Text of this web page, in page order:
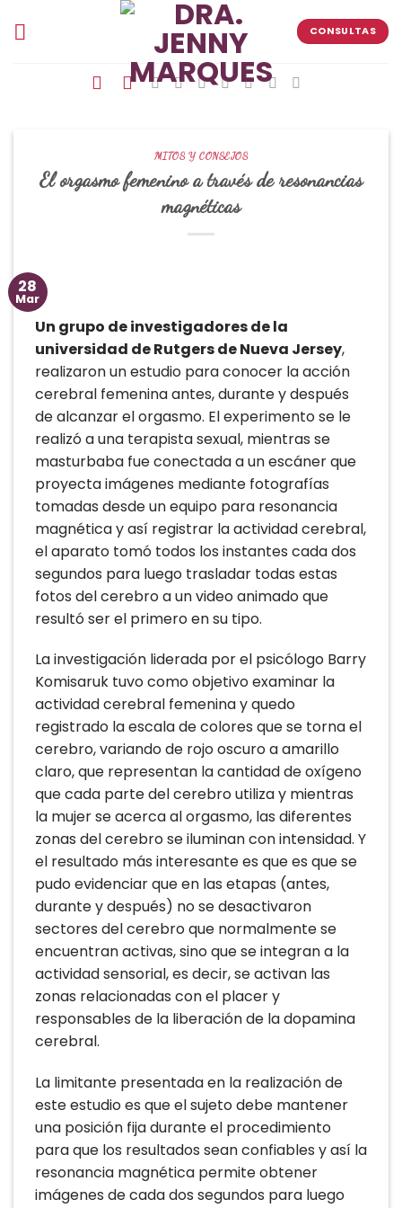
CONSULTAS
MITOS Y CONSEJOS
El orgasmo femenino a través de resonancias
magnéticas
28
Mar
Un grupo de investigadores de la
universidad de Rutgers de Nueva Jersey,
realizaron un estudio para conocer la acción
cerebral femenina antes, durante y después
de alcanzar el orgasmo. El experimento se le
realizó a una terapista sexual, mientras se
masturbaba fue conectada a un escáner que
proyecta imágenes mediante fotografías
tomadas desde un equipo para resonancia
magnética y así registrar la actividad cerebral,
el aparato tomó todos los instantes cada dos
segundos para luego trasladar todas estas
fotos del cerebro a un video animado que
resultó ser el primero en su tipo.
La investigación liderada por el psicólogo Barry
Komisaruk tuvo como objetivo examinar la
actividad cerebral femenina y quedo
registrado la escala de colores que se torna el
cerebro, variando de rojo oscuro a amarillo
claro, que representan la cantidad de oxígeno
que cada parte del cerebro utiliza y mientras
la mujer se acerca al orgasmo, las diferentes
zonas del cerebro se iluminan con intensidad. Y
el resultado más interesante es que es que se
pudo evidenciar que en las etapas (antes,
durante y después) no se desactivaron
sectores del cerebro que normalmente se
encuentran activas, sino que se integran a la
actividad sensorial, es decir, se activan las
zonas relacionadas con el placer y
responsables de la liberación de la dopamina
cerebral.
La limitante presentada en la realización de
este estudio es que el sujeto debe mantener
una posición fija durante el procedimiento
para que los resultados sean confiables y así la
resonancia magnética permite obtener
imágenes de cada dos segundos para luego